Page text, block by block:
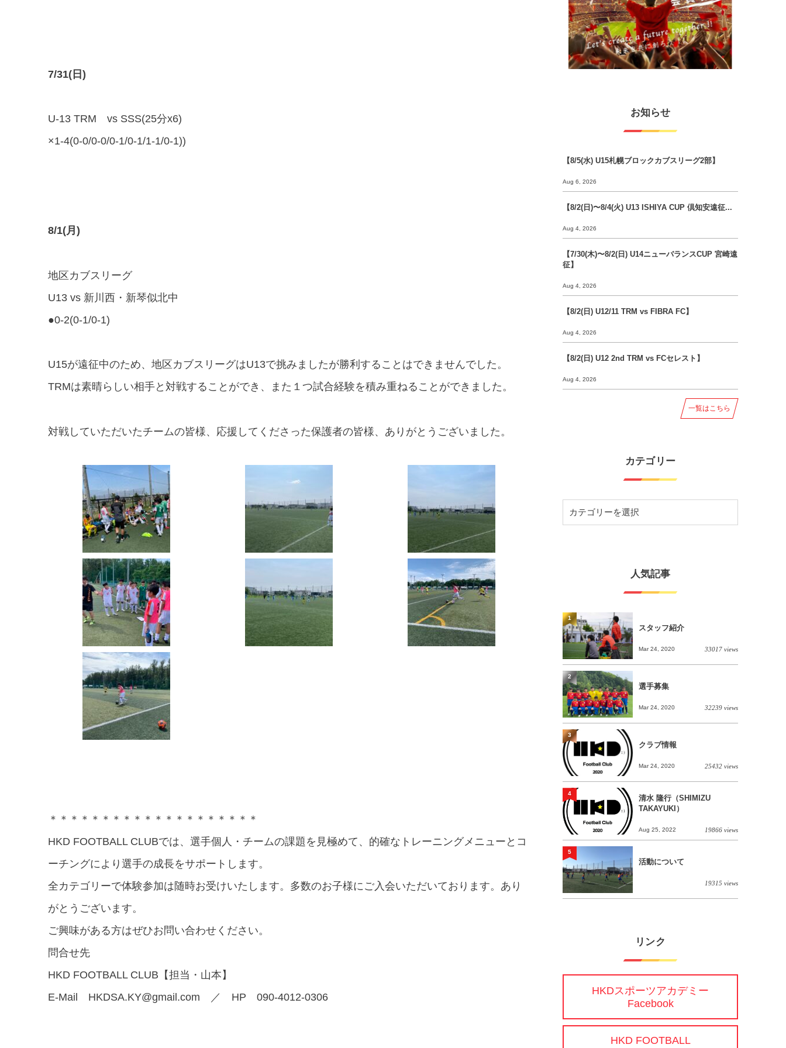
7/31(日)
U-13 TRM vs SSS(25分x6)
×1-4(0-0/0-0/0-1/0-1/1-1/0-1))
8/1(月)
地区カブスリーグ
U13 vs 新川西・新琴似北中
●0-2(0-1/0-1)
U15が遠征中のため、地区カブスリーグはU13で挑みましたが勝利することはできませんでした。
TRMは素晴らしい相手と対戦することができ、また１つ試合経験を積み重ねることができました。
対戦していただいたチームの皆様、応援してくださった保護者の皆様、ありがとうございました。
＊＊＊＊＊＊＊＊＊＊＊＊＊＊＊＊＊＊＊＊
HKD FOOTBALL CLUBでは、選手個人・チームの課題を見極めて、的確なトレーニングメニューとコ
ーチングにより選手の成長をサポートします。
全カテゴリーで体験参加は随時お受けいたします。多数のお子様にご入会いただいております。あり
がとうございます。
ご興味がある方はぜひお問い合わせください。
問合せ先
HKD FOOTBALL CLUB 【担当・山本】
E-Mail
HKDSA.KY@gmail.com ／ HP 090-4012-0306
お知らせ
【8/5(水) U15札幌ブロックカブスリーグ2部】
Aug 6, 2026
【8/2(日)〜8/4(火) U13 ISHIYA CUP 倶知安遠征...
Aug 4, 2026
【7/30(木)〜8/2(日) U14ニューバランスCUP 宮崎遠
征】
Aug 4, 2026
【8/2(日) U12/11 TRM vs FIBRA FC】
Aug 4, 2026
【8/2(日) U12 2nd TRM vs FCセレスト】
Aug 4, 2026
一覧はこちら
カテゴリー
人気記事
スタッフ紹介
Mar 24, 2020 33017 views
1
選手募集
Mar 24, 2020 32239 views
2
クラブ情報
Mar 24, 2020 25432 views
3
清水 隆行（SHIMIZU
TAKAYUKI）
Aug 25, 2022 19866 views
4
活動について
19315 views
5
リンク
HKDスポーツアカデミー
Facebook
HKD FOOTBALL